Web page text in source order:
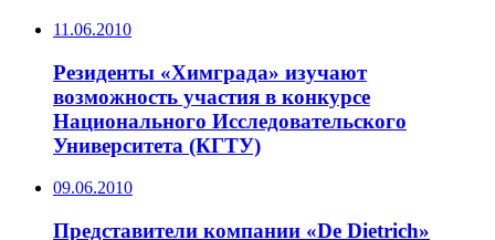
11.06.2010
Резиденты «Химграда» изучают
возможность участия в конкурсе
Национального Исследовательского
Университета (КГТУ)
09.06.2010
Представители компании «De Dietrich»